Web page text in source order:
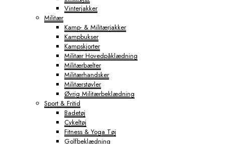
Vinterjakker
Militær
Kamp- & Militærjakker
Kampbukser
Kampskjorter
Militær Hovedpåklædning
Militærbælter
Militærhandsker
Militærstøvler
Øvrig Militærbeklædning
Sport & Fritid
Badetøj
Cykeltøj
Fitness & Yoga Tøj
Golfbeklædning